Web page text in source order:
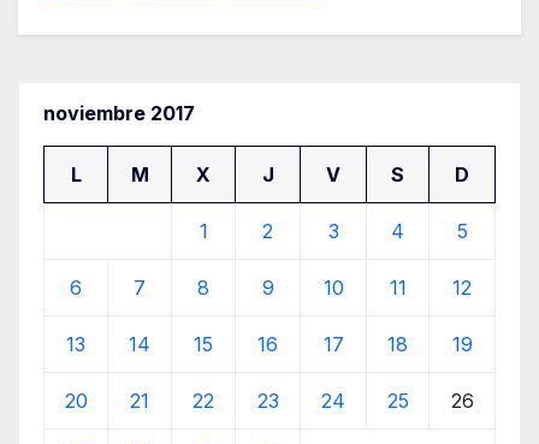
noviembre 2017
L M X J V S D
1 2 3 4 5
6 7 8 9 10 11 12
13 14 15 16 17 18 19
20 21 22 23 24 25 26